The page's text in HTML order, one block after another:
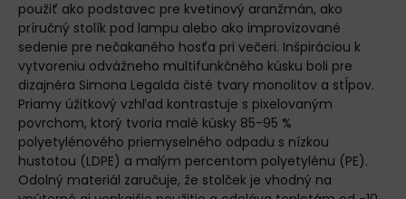
použiť ako podstavec pre kvetinový aranžmán, ako
príručný stolík pod lampu alebo ako improvizované
sedenie pre nečakaného hosťa pri večeri. Inšpiráciou k
vytvoreniu odvážneho multifunkčného kúsku boli pre
dizajnéra Simona Legalda čisté tvary monolitov a stĺpov.
Priamy úžitkový vzhľad kontrastuje s pixelovaným
povrchom, ktorý tvoria malé kúsky 85-95 %
polyetylénového priemyselného odpadu s nízkou
hustotou (LDPE) a malým percentom polyetylénu (PE).
Odolný materiál zaručuje, že stolček je vhodný na